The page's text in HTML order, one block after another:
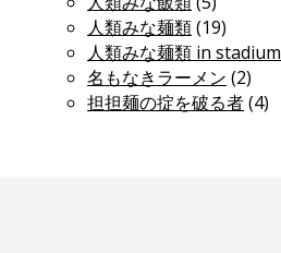
人類みな麺類(19)
人類みな麺類 in stadium
名もなきラーメン (2)
担担麺の掟を破る者(4)